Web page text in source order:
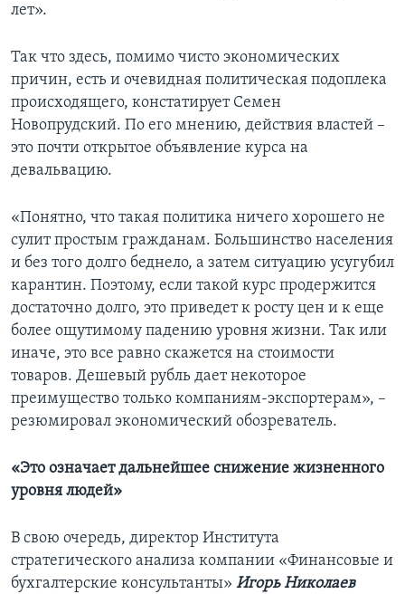
лет».
Так что здесь, помимо чисто экономических
причин, есть и очевидная политическая подоплека
происходящего, констатирует Семен
Новопрудский. По его мнению, действия властей –
это почти открытое объявление курса на
девальвацию.
«Понятно, что такая политика ничего хорошего не
сулит простым гражданам. Большинство населения
и без того долго беднело, а затем ситуацию усугубил
карантин. Поэтому, если такой курс продержится
достаточно долго, это приведет к росту цен и к еще
более ощутимому падению уровня жизни. Так или
иначе, это все равно скажется на стоимости
товаров. Дешевый рубль дает некоторое
преимущество только компаниям-экспортерам», –
резюмировал экономический обозреватель.
«Это означает дальнейшее снижение жизненного
уровня людей»
В свою очередь, директор Института
стратегического анализа компании «Финансовые и
бухгалтерские консультанты» Игорь Николаев